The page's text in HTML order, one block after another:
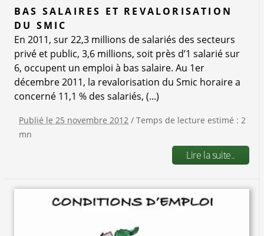
BAS SALAIRES ET REVALORISATION
DU SMIC
En 2011, sur 22,3 millions de salariés des secteurs
privé et public, 3,6 millions, soit près d’1 salarié sur
6, occupent un emploi à bas salaire. Au 1er
décembre 2011, la revalorisation du Smic horaire a
concerné 11,1 % des salariés, (...)
Publié le 25 novembre 2012 / Temps de lecture estimé : 2
mn
Lire la suite..